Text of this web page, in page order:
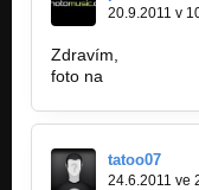
20.9.2011 v
Zdravím,
foto na
tatoo07
24.6.2011 ve